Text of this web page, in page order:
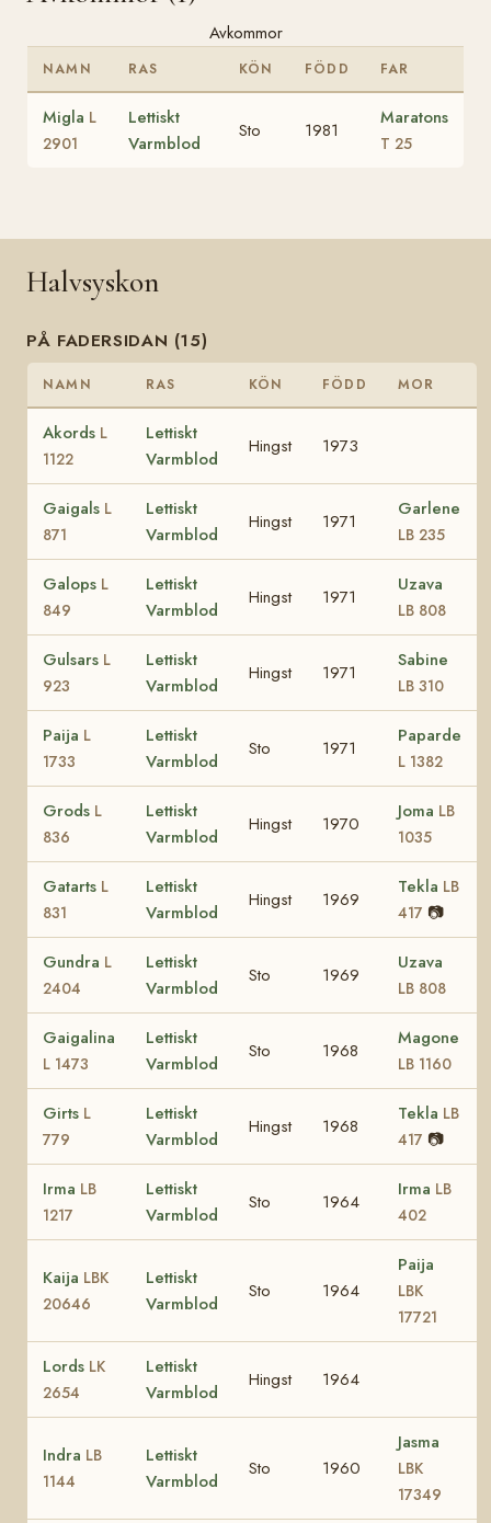
Avkommor
NAMN RAS KÖN FÖDD FAR
Migla L
2901
Lettiskt
Varmblod
Sto 1981
Maratons
T 25
Halvsyskon
PÅ FADERSIDAN (15)
NAMN RAS KÖN FÖDD MOR
Akords L
1122
Lettiskt
Varmblod
Hingst 1973
Gaigals L
871
Lettiskt
Varmblod
Hingst 1971
Garlene
LB 235
Galops L
849
Lettiskt
Varmblod
Hingst 1971
Uzava
LB 808
Gulsars L
923
Lettiskt
Varmblod
Hingst 1971
Sabine
LB 310
Paija L
1733
Lettiskt
Varmblod
Sto 1971
Paparde
L 1382
Grods L
836
Lettiskt
Varmblod
Hingst 1970
Joma LB
1035
Gatarts L
831
Lettiskt
Varmblod
Hingst 1969
Tekla LB
417 📷
Gundra L
2404
Lettiskt
Varmblod
Sto 1969
Uzava
LB 808
Gaigalina
L 1473
Lettiskt
Varmblod
Sto 1968
Magone
LB 1160
Girts L
779
Lettiskt
Varmblod
Hingst 1968
Tekla LB
417 📷
Irma LB
1217
Lettiskt
Varmblod
Sto 1964
Irma LB
402
Kaija LBK
20646
Lettiskt
Varmblod
Sto 1964
Paija
LBK
17721
Lords LK
2654
Lettiskt
Varmblod
Hingst 1964
Indra LB
1144
Lettiskt
Varmblod
Sto 1960
Jasma
LBK
17349